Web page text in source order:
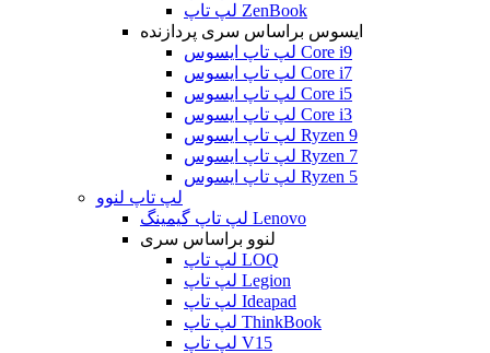
لپ تاپ ZenBook
ایسوس براساس سری پردازنده
لپ تاپ ایسوس Core i9
لپ تاپ ایسوس Core i7
لپ تاپ ایسوس Core i5
لپ تاپ ایسوس Core i3
لپ تاپ ایسوس Ryzen 9
لپ تاپ ایسوس Ryzen 7
لپ تاپ ایسوس Ryzen 5
لپ تاپ لنوو
لپ تاپ گیمینگ Lenovo
لنوو براساس سری
لپ تاپ LOQ
لپ تاپ Legion
لپ تاپ Ideapad
لپ تاپ ThinkBook
لپ تاپ V15